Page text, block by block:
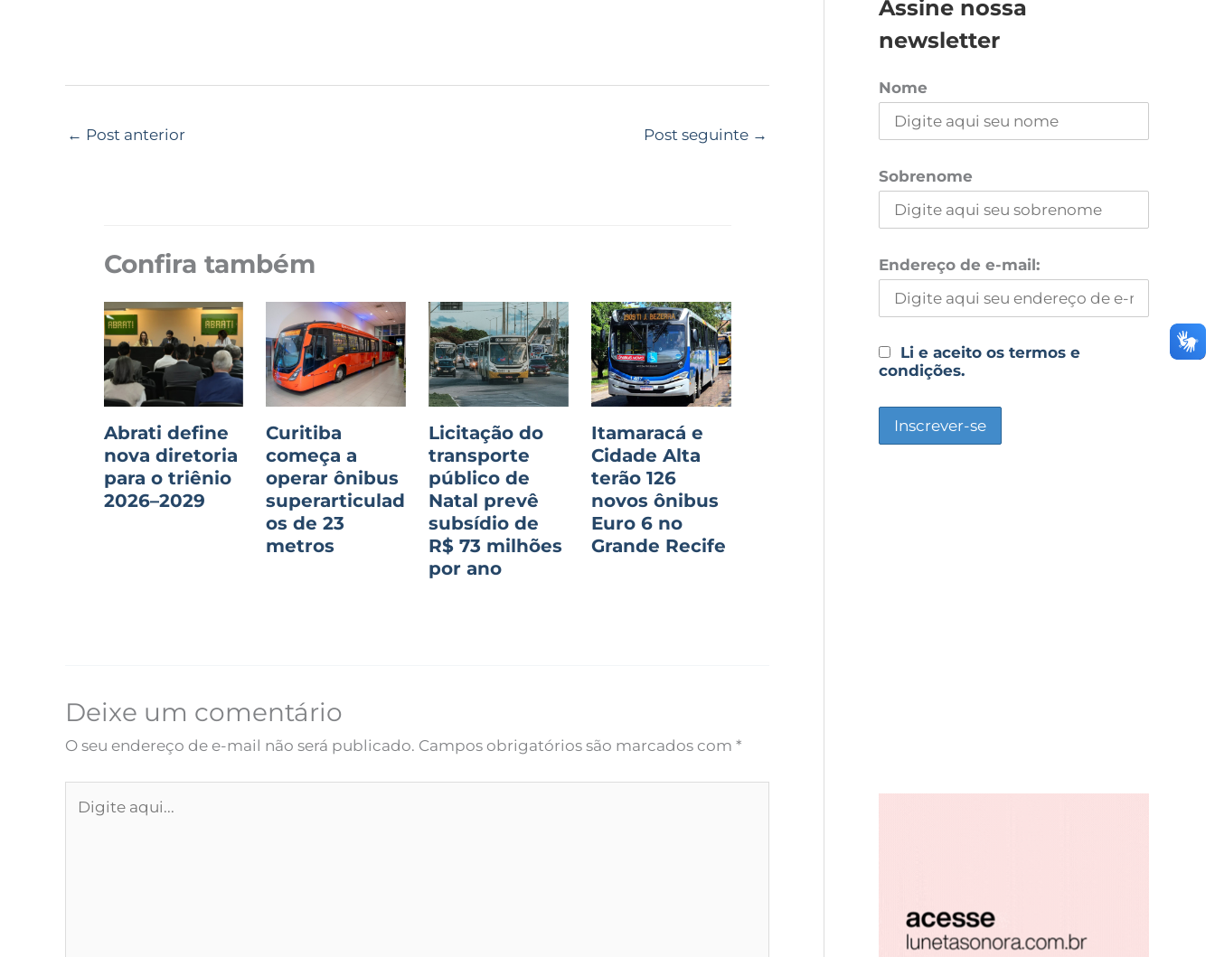
← Post anterior Post seguinte →
Confira também
Abrati define
nova diretoria
para o triênio
2026–2029
Curitiba
começa a
operar ônibus
superarticulad
os de 23
metros
Licitação do
transporte
público de
Natal prevê
subsídio de
R$ 73 milhões
por ano
Itamaracá e
Cidade Alta
terão 126
novos ônibus
Euro 6 no
Grande Recife
Deixe um comentário
O seu endereço de e-mail não será publicado. Campos obrigatórios são marcados com *
aqui...
Assine nossa
newsletter
Nome
Sobrenome
Endereço de e-mail:
Li e aceito os termos e
condições.